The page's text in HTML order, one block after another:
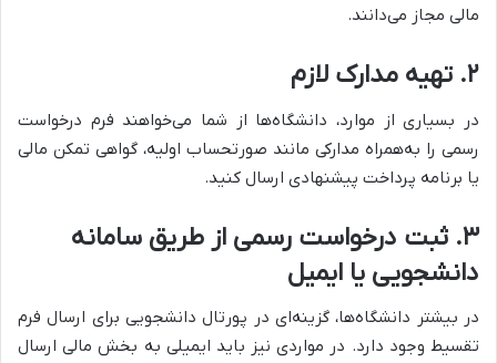
مالی مجاز می‌دانند.
۲. تهیه مدارک لازم
در بسیاری از موارد، دانشگاه‌ها از شما می‌خواهند فرم درخواست
رسمی را به‌همراه مدارکی مانند صورتحساب اولیه، گواهی تمکن مالی
یا برنامه پرداخت پیشنهادی ارسال کنید.
۳. ثبت درخواست رسمی از طریق سامانه
دانشجویی یا ایمیل
در بیشتر دانشگاه‌ها، گزینه‌ای در پورتال دانشجویی برای ارسال فرم
تقسیط وجود دارد. در مواردی نیز باید ایمیلی به بخش مالی ارسال